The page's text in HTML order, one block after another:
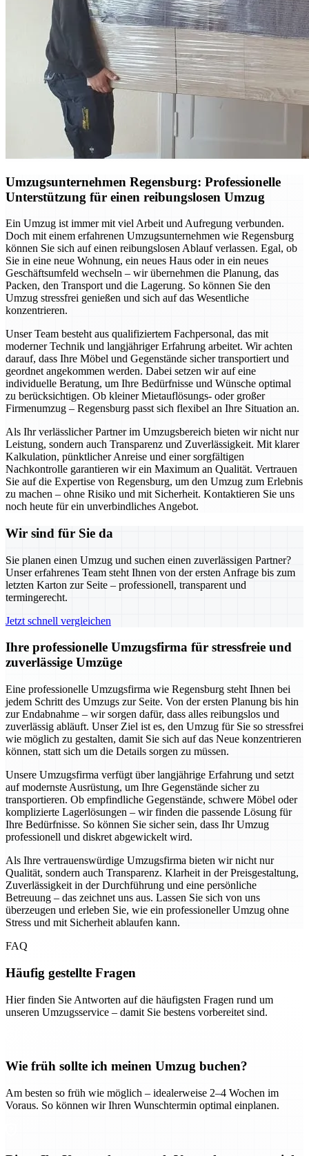
Umzugsunternehmen Regensburg: Professionelle
Unterstützung für einen reibungslosen Umzug
Ein Umzug ist immer mit viel Arbeit und Aufregung verbunden.
Doch mit einem erfahrenen Umzugsunternehmen wie Regensburg
können Sie sich auf einen reibungslosen Ablauf verlassen. Egal, ob
Sie in eine neue Wohnung, ein neues Haus oder in ein neues
Geschäftsumfeld wechseln – wir übernehmen die Planung, das
Packen, den Transport und die Lagerung. So können Sie den
Umzug stressfrei genießen und sich auf das Wesentliche
konzentrieren.
Unser Team besteht aus qualifiziertem Fachpersonal, das mit
moderner Technik und langjähriger Erfahrung arbeitet. Wir achten
darauf, dass Ihre Möbel und Gegenstände sicher transportiert und
geordnet angekommen werden. Dabei setzen wir auf eine
individuelle Beratung, um Ihre Bedürfnisse und Wünsche optimal
zu berücksichtigen. Ob kleiner Mietauflösungs- oder großer
Firmenumzug – Regensburg passt sich flexibel an Ihre Situation an.
Als Ihr verlässlicher Partner im Umzugsbereich bieten wir nicht nur
Leistung, sondern auch Transparenz und Zuverlässigkeit. Mit klarer
Kalkulation, pünktlicher Anreise und einer sorgfältigen
Nachkontrolle garantieren wir ein Maximum an Qualität. Vertrauen
Sie auf die Expertise von Regensburg, um den Umzug zum Erlebnis
zu machen – ohne Risiko und mit Sicherheit. Kontaktieren Sie uns
noch heute für ein unverbindliches Angebot.
Wir sind für Sie da
Sie planen einen Umzug und suchen einen zuverlässigen Partner?
Unser erfahrenes Team steht Ihnen von der ersten Anfrage bis zum
letzten Karton zur Seite – professionell, transparent und
termingerecht.
Jetzt schnell vergleichen
Ihre professionelle Umzugsfirma für stressfreie und
zuverlässige Umzüge
Eine professionelle Umzugsfirma wie Regensburg steht Ihnen bei
jedem Schritt des Umzugs zur Seite. Von der ersten Planung bis hin
zur Endabnahme – wir sorgen dafür, dass alles reibungslos und
zuverlässig abläuft. Unser Ziel ist es, den Umzug für Sie so stressfrei
wie möglich zu gestalten, damit Sie sich auf das Neue konzentrieren
können, statt sich um die Details sorgen zu müssen.
Unsere Umzugsfirma verfügt über langjährige Erfahrung und setzt
auf modernste Ausrüstung, um Ihre Gegenstände sicher zu
transportieren. Ob empfindliche Gegenstände, schwere Möbel oder
komplizierte Lagerlösungen – wir finden die passende Lösung für
Ihre Bedürfnisse. So können Sie sicher sein, dass Ihr Umzug
professionell und diskret abgewickelt wird.
Als Ihre vertrauenswürdige Umzugsfirma bieten wir nicht nur
Qualität, sondern auch Transparenz. Klarheit in der Preisgestaltung,
Zuverlässigkeit in der Durchführung und eine persönliche
Betreuung – das zeichnet uns aus. Lassen Sie sich von uns
überzeugen und erleben Sie, wie ein professioneller Umzug ohne
Stress und mit Sicherheit ablaufen kann.
FAQ
Häufig gestellte Fragen
Hier finden Sie Antworten auf die häufigsten Fragen rund um
unseren Umzugsservice – damit Sie bestens vorbereitet sind.
Wie früh sollte ich meinen Umzug buchen?
Am besten so früh wie möglich – idealerweise 2–4 Wochen im
Voraus. So können wir Ihren Wunschtermin optimal einplanen.